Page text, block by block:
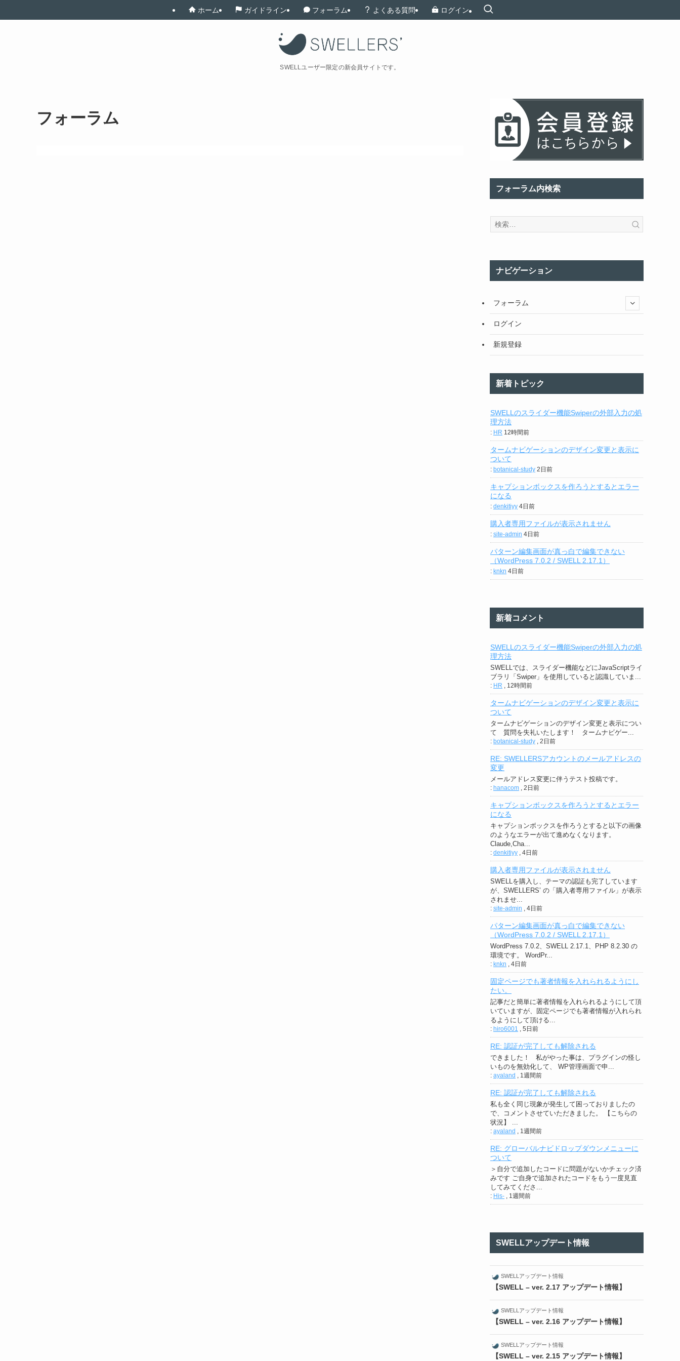
SWELLユーザー限定の新会員サイトです。
ホーム ガイドライン フォーラム よくある質問 ログイン
フォーラム
フォーラム内検索
ナビゲーション
フォーラム
ログイン
新規登録
新着トピック
SWELLのスライダー機能Swiperの外部入力の処
理方法
: HR 12時間前
タームナビゲーションのデザイン変更と表示に
ついて
: botanical-study 2日前
キャプションボックスを作ろうとするとエラー
になる
: denkitiyy 4日前
購入者専用ファイルが表示されません
: site-admin 4日前
パターン編集画面が真っ白で編集できない
（WordPress 7.0.2 / SWELL 2.17.1）
: knkn 4日前
新着コメント
SWELLのスライダー機能Swiperの外部入力の処
理方法
SWELLでは、スライダー機能などにJavaScriptライ
ブラリ「Swiper」を使用していると認識していま...
: HR 12時間前
タームナビゲーションのデザイン変更と表示に
ついて
タームナビゲーションのデザイン変更と表示につい
て 質問を失礼いたします！ タームナビゲー...
: botanical-study 2日前
RE: SWELLERSアカウントのメールアドレスの
変更
メールアドレス変更に伴うテスト投稿です。
: hanacom 2日前
キャプションボックスを作ろうとするとエラー
になる
キャプションボックスを作ろうとすると以下の画像
のようなエラーが出て進めなくなります。
Claude,Cha...
: denkitiyy 4日前
購入者専用ファイルが表示されません
SWELLを購入し、テーマの認証も完了しています
が、SWELLERS’ の「購入者専用ファイル」が表示
されませ...
: site-admin 4日前
パターン編集画面が真っ白で編集できない
（WordPress 7.0.2 / SWELL 2.17.1）
WordPress 7.0.2、SWELL 2.17.1、PHP 8.2.30 の
環境です。 WordPr...
: knkn 4日前
固定ページでも著者情報を入れられるようにし
たい。
記事だと簡単に著者情報を入れられるようにして頂
いていますが、固定ページでも著者情報が入れられ
るようにして頂ける...
: hiro6001 5日前
RE: 認証が完了しても解除される
できました！ 私がやった事は、プラグインの怪し
いものを無効化して、 WP管理画面で申...
: ayaland 1週間前
RE: 認証が完了しても解除される
私も全く同じ現象が発生して困っておりましたの
で、コメントさせていただきました。 【こちらの
状況】 ...
: ayaland 1週間前
RE: グローバルナビドロップダウンメニューに
ついて
＞自分で追加したコードに問題がないかチェック済
みです ご自身で追加されたコードをもう一度見直
してみてくださ...
: His- 1週間前
SWELLアップデート情報
SWELLアップデート情報
【SWELL – ver. 2.17 アップデート情報】
SWELLアップデート情報
【SWELL – ver. 2.16 アップデート情報】
SWELLアップデート情報
【SWELL – ver. 2.15 アップデート情報】